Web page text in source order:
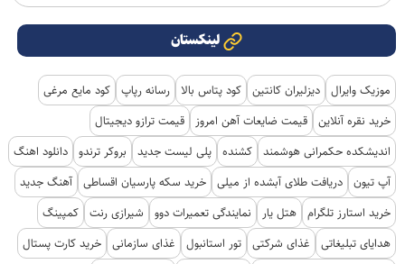
لینکستان
موزیک وایرال دیزلیران کانتین کود پتاس بالا رسانه رپاپ کود مایع مرغی
خرید نقره آنلاین قیمت ضایعات آهن امروز
قیمت ترازو دیجیتال
اندیشکده حکمرانی هوشمند کشنده پلی لیست جدید بروکر ترندو دانلود اهنگ
آپ تیون دریافت طلای آبشده از میلی خرید سکه پارسیان اقساطی آهنگ جدید
خرید استارز تلگرام هتل یار نمایندگی تعمیرات دوو شیرازی رنت کمپینگ
هدایای تبلیغاتی
غذای شرکتی تور استانبول غذای سازمانی خرید کارت پستال